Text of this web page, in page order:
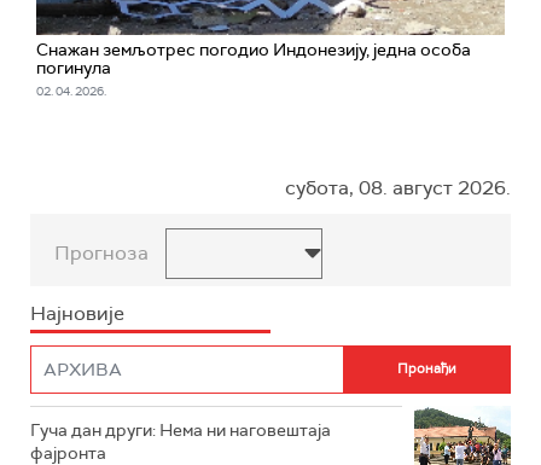
Снажан земљотрес погодио Индонезију, једна особа
погинула
02. 04. 2026.
субота, 08. август 2026.
Прогноза
Најновије
Гуча дан други: Нема ни наговештаја
фајронта